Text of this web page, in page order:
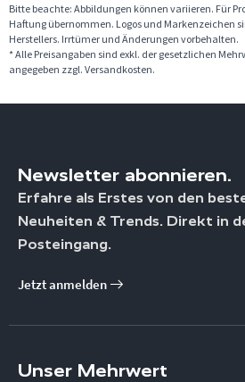
Bitte beachte: Abbildungen können variieren. Für
Haftung übernommen. Logos und Markenzeichen
Herstellers. Irrtümer und Änderungen vorbehalten.
* Alle Preisangaben sind exkl. der gesetzlichen
angegeben zzgl. Versandkosten.
Newsletter abonnieren.
Erfahre als Erstes von den
Neuheiten & Trends. Direkt in
Posteingang.
Jetzt anmelden
Unser Mehrwert